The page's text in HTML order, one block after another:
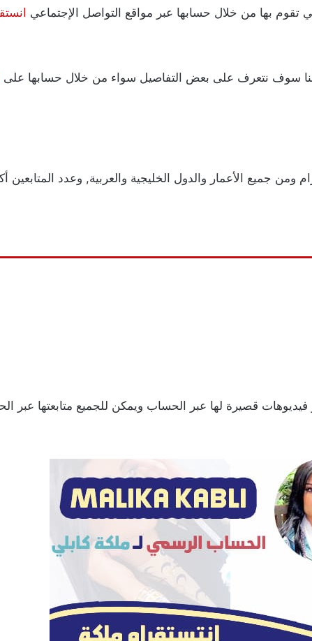
تقوم بها من خلال حسابها عبر مواقع التواصل الإجتماعي
سوف نتعرف على بعض التفاصيل سواء من خلال حسابها على
قصيرة لها عبر الحساب ويمكن للجميع متابعتها عبر